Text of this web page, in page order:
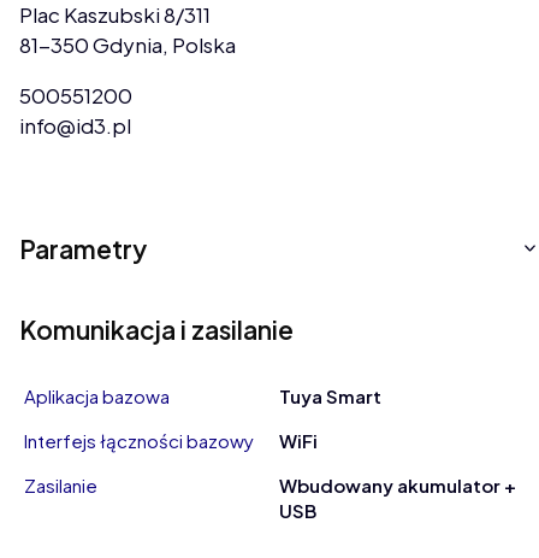
Plac Kaszubski 8/311
81-350 Gdynia, Polska
500551200
info@id3.pl
Parametry
Komunikacja i zasilanie
Aplikacja bazowa
Tuya Smart
Interfejs łączności bazowy
WiFi
Zasilanie
Wbudowany akumulator +
USB